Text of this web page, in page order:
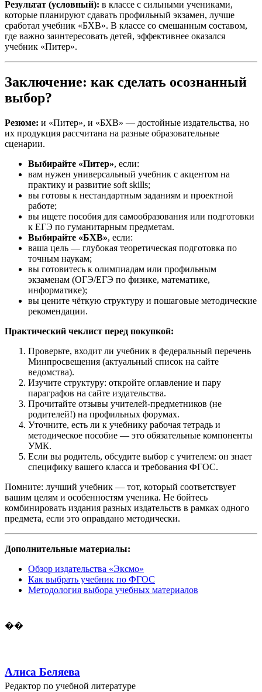
Результат (условный): в классе с сильными учениками,
которые планируют сдавать профильный экзамен, лучше
сработал учебник «БХВ». В классе со смешанным составом,
где важно заинтересовать детей, эффективнее оказался
учебник «Питер».
Заключение: как сделать осознанный
выбор?
Резюме: и «Питер», и «БХВ» — достойные издательства, но
их продукция рассчитана на разные образовательные
сценарии.
Выбирайте «Питер», если:
вам нужен универсальный учебник с акцентом на
практику и развитие soft skills;
вы готовы к нестандартным заданиям и проектной
работе;
вы ищете пособия для самообразования или подготовки
к ЕГЭ по гуманитарным предметам.
Выбирайте «БХВ», если:
ваша цель — глубокая теоретическая подготовка по
точным наукам;
вы готовитесь к олимпиадам или профильным
экзаменам (ОГЭ/ЕГЭ по физике, математике,
информатике);
вы цените чёткую структуру и пошаговые методические
рекомендации.
Практический чеклист перед покупкой:
Проверьте, входит ли учебник в федеральный перечень
Минпросвещения (актуальный список на сайте
ведомства).
Изучите структуру: откройте оглавление и пару
параграфов на сайте издательства.
Прочитайте отзывы учителей-предметников (не
родителей!) на профильных форумах.
Уточните, есть ли к учебнику рабочая тетрадь и
методическое пособие — это обязательные компоненты
УМК.
Если вы родитель, обсудите выбор с учителем: он знает
специфику вашего класса и требования ФГОС.
Помните: лучший учебник — тот, который соответствует
вашим целям и особенностям ученика. Не бойтесь
комбинировать издания разных издательств в рамках одного
предмета, если это оправдано методически.
Дополнительные материалы:
Обзор издательства «Эксмо»
Как выбрать учебник по ФГОС
Методология выбора учебных материалов
��
Алиса Беляева
Редактор по учебной литературе